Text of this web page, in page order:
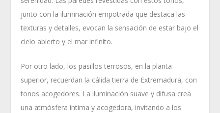
junto con la iluminación empotrada que destaca las
texturas y detalles, evocan la sensación de estar bajo el
cielo abierto y el mar infinito.
Por otro lado, los pasillos terrosos, en la planta
superior, recuerdan la cálida tierra de Extremadura, con
tonos acogedores. La iluminación suave y difusa crea
una atmósfera íntima y acogedora, invitando a los